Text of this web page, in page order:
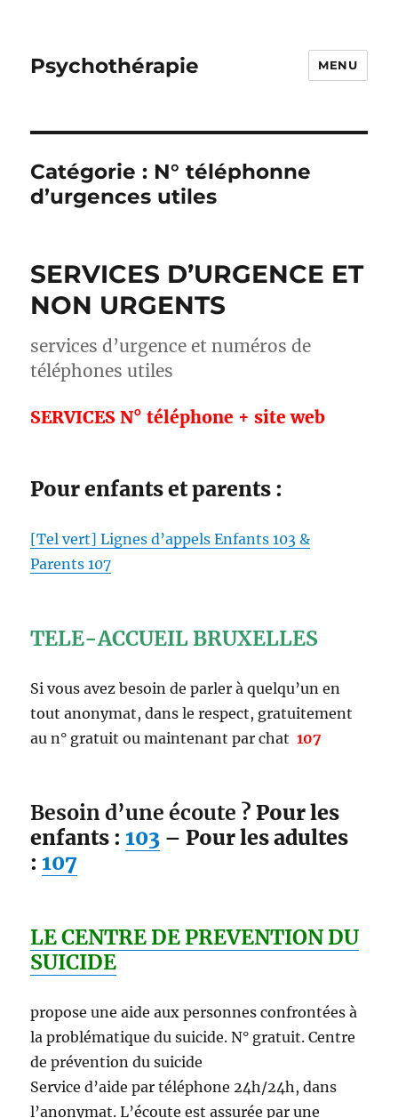
Psychothérapie MENU
Catégorie : N° téléphonne
d’urgences utiles
SERVICES D’URGENCE ET
NON URGENTS
services d’urgence et numéros de
téléphones utiles
SERVICES N° téléphone + site web
Pour enfants et parents :
[Tel vert] Lignes d’appels Enfants 103 &
Parents 107
TELE-ACCUEIL BRUXELLES
Si vous avez besoin de parler à quelqu’un en
tout anonymat, dans le respect, gratuitement
au n° gratuit ou maintenant par chat 107
Besoin d’une écoute ? Pour les
enfants :103 – Pour les adultes
:107
LE CENTRE DE PREVENTION DU
SUICIDE
propose une aide aux personnes confrontées à
la problématique du suicide. N° gratuit. Centre
de prévention du suicide
Service d’aide par téléphone 24h/24h, dans
l’anonymat. L’écoute est assurée par une